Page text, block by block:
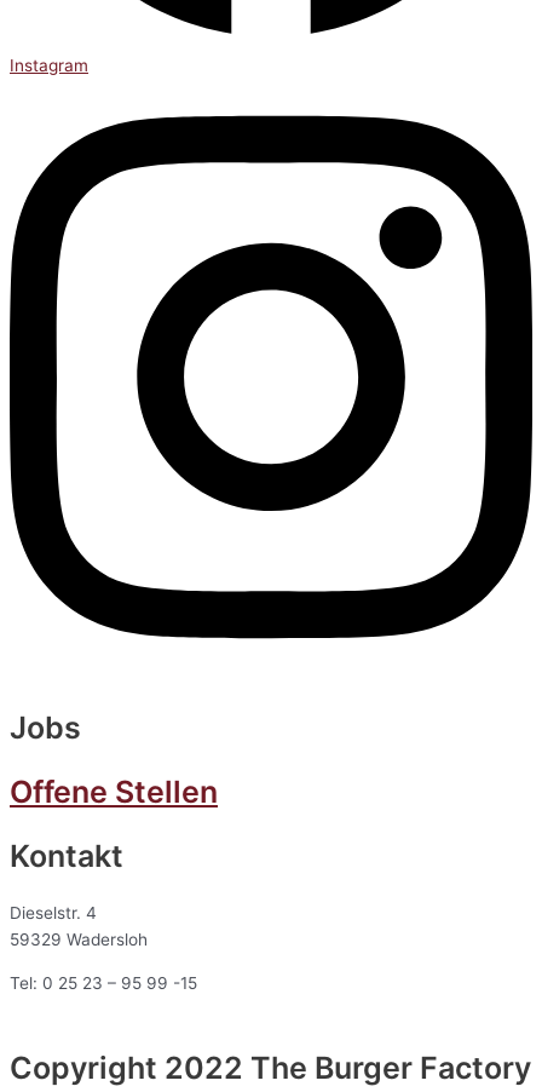
Instagram
Jobs
Offene Stellen
Kontakt
Dieselstr. 4
59329 Wadersloh
Tel: 0 25 23 – 95 99 -15
Copyright 2022 The Burger Factory